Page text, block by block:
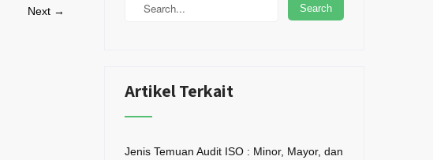
Next →
Artikel Terkait
Jenis Temuan Audit ISO : Minor, Mayor, dan